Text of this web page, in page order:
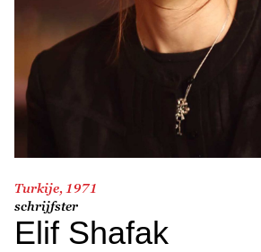
Turkije, 1971
schrijfster
Elif Shafak